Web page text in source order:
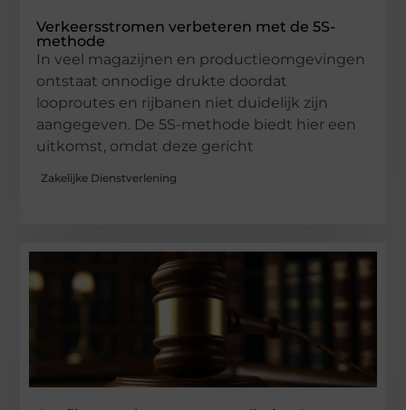
Verkeersstromen verbeteren met de 5S-
methode
In veel magazijnen en productieomgevingen
ontstaat onnodige drukte doordat
looproutes en rijbanen niet duidelijk zijn
aangegeven. De 5S-methode biedt hier een
uitkomst, omdat deze gericht
Zakelijke Dienstverlening